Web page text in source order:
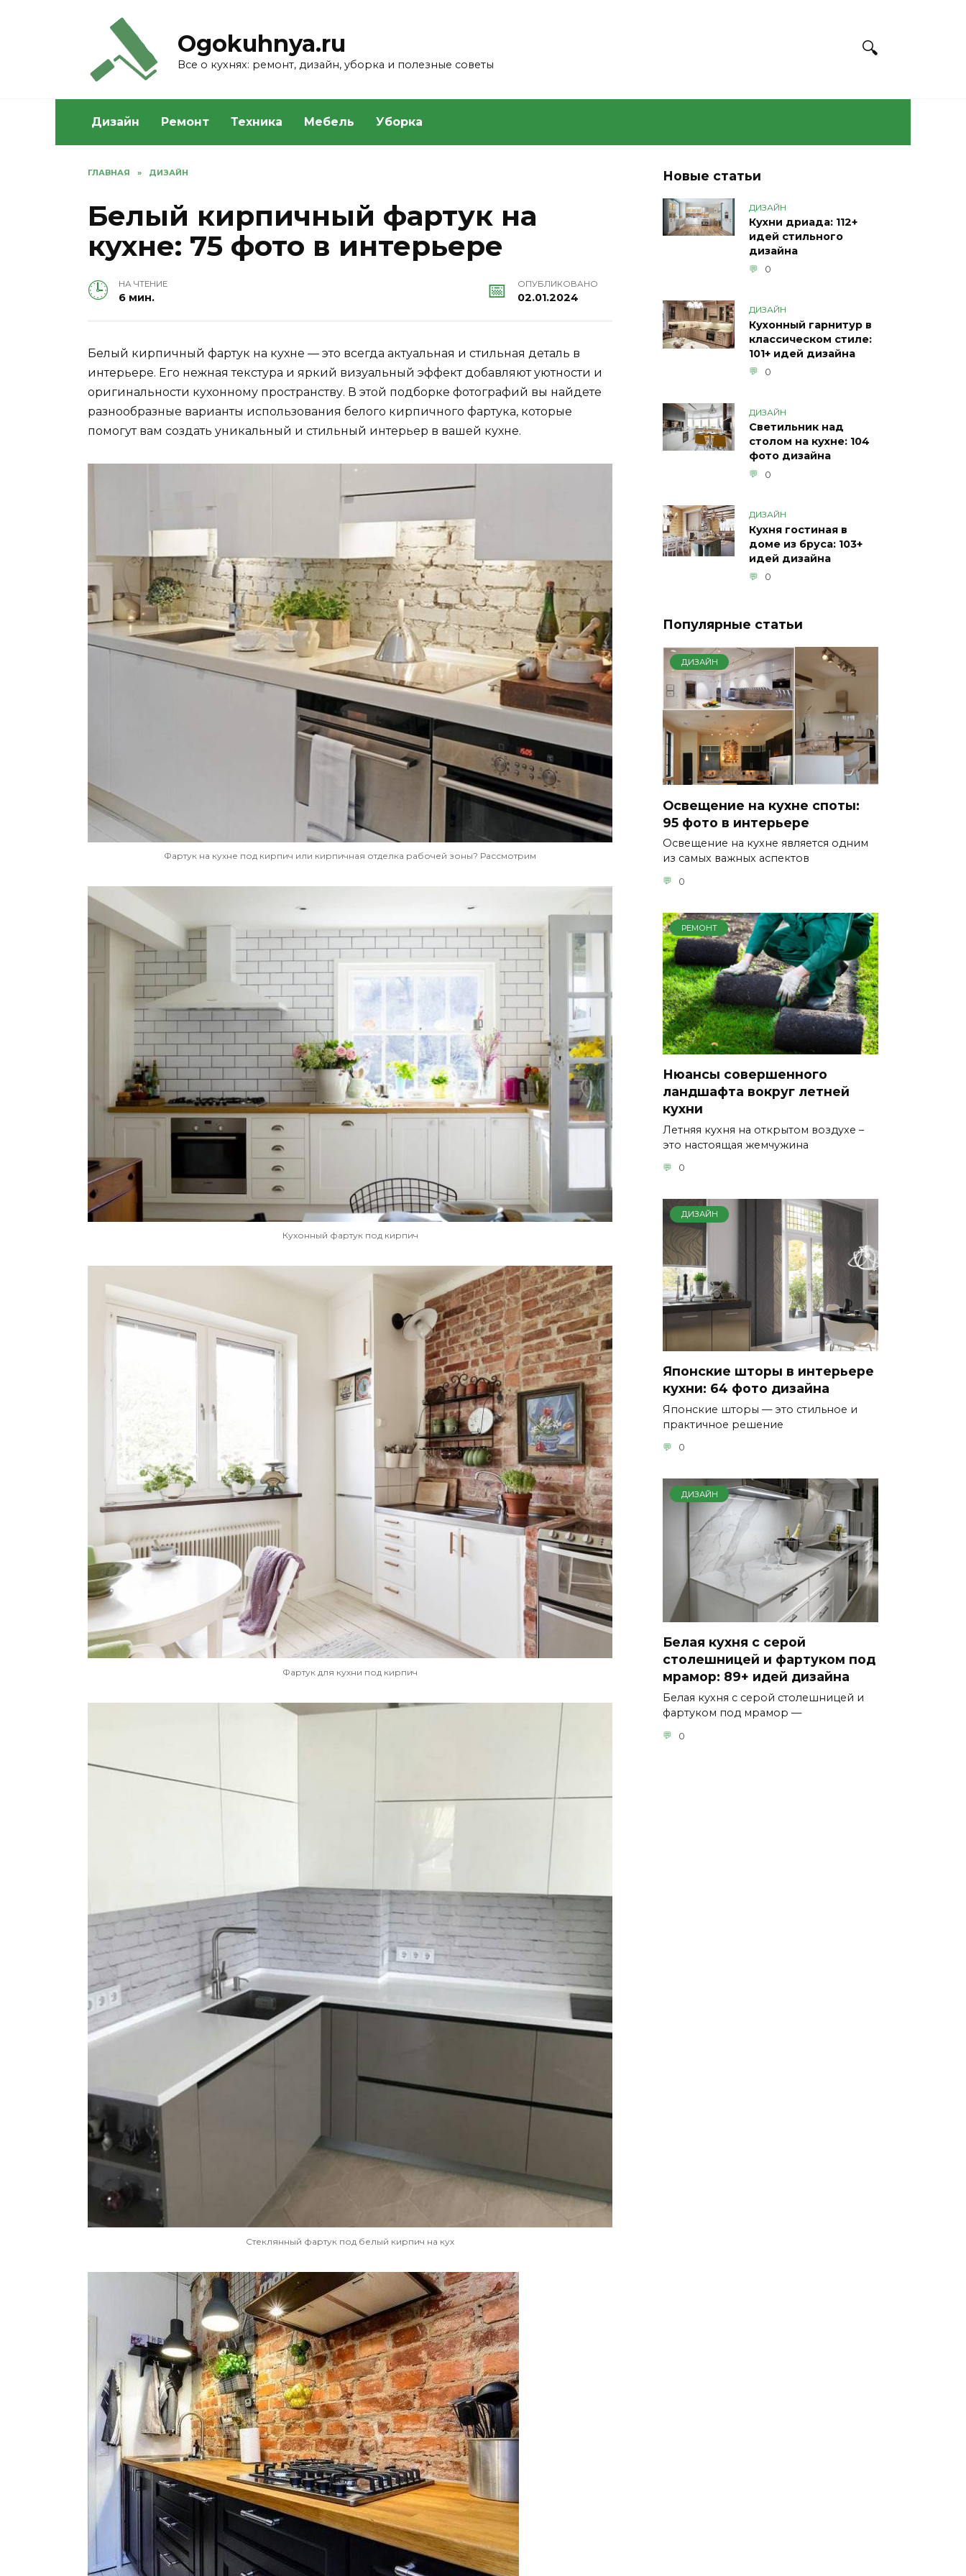
Ogokuhnya.ru
Все о кухнях: ремонт, дизайн, уборка и полезные советы
Дизайн Ремонт Техника Мебель Уборка
ГЛАВНАЯ » ДИЗАЙН
Белый кирпичный фартук на
кухне: 75 фото в интерьере
НА ЧТЕНИЕ
6 мин.
ОПУБЛИКОВАНО
02.01.2024
Белый кирпичный фартук на кухне — это всегда актуальная и стильная деталь в
интерьере. Его нежная текстура и яркий визуальный эффект добавляют уютности и
оригинальности кухонному пространству. В этой подборке фотографий вы найдете
разнообразные варианты использования белого кирпичного фартука, которые
помогут вам создать уникальный и стильный интерьер в вашей кухне.
Фартук на кухне под кирпич или кирпичная отделка рабочей зоны? Рассмотрим
Кухонный фартук под кирпич
Фартук для кухни под кирпич
Стеклянный фартук под белый кирпич на кух
Новые статьи
ДИЗАЙН
Кухни дриада: 112+
идей стильного
дизайна
0
ДИЗАЙН
Кухонный гарнитур в
классическом стиле:
101+ идей дизайна
0
ДИЗАЙН
Светильник над
столом на кухне: 104
фото дизайна
0
ДИЗАЙН
Кухня гостиная в
доме из бруса: 103+
идей дизайна
0
Популярные статьи
ДИЗАЙН
Освещение на кухне споты:
95 фото в интерьере
Освещение на кухне является одним
из самых важных аспектов
0
РЕМОНТ
Нюансы совершенного
ландшафта вокруг летней
кухни
Летняя кухня на открытом воздухе –
это настоящая жемчужина
0
ДИЗАЙН
Японские шторы в интерьере
кухни: 64 фото дизайна
Японские шторы — это стильное и
практичное решение
0
ДИЗАЙН
Белая кухня с серой
столешницей и фартуком под
мрамор: 89+ идей дизайна
Белая кухня с серой столешницей и
фартуком под мрамор —
0